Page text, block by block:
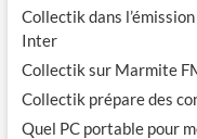
Collectik dans
Inter
Collectik sur Marmite
Collectik prépare des
Quel PC portable pour